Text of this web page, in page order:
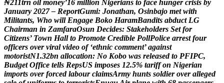
₦211trn oil money’16 million Nigerians to face hunger crisis by
January 2027 – ReportGumi: Jonathan, Osinbajo met with
Militants, Who will Engage Boko HaramBandits abduct LG
Chairman in ZamfaraOsun Decides: Stakeholders Set for
Citizens’ Town Hall to Promote Credible PollPolice arrest four
officers over viral video of ‘ethnic comment’ against
motoristN1.32bn allocation: No Kobo was released to PFIPC,
Budget Office tells RepsUS imposes 12.5% tariff on Nigerian
imports over forced labour claimsArmy hunts soldier over alleged